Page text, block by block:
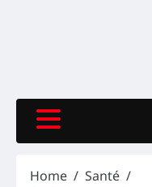
Home
Santé